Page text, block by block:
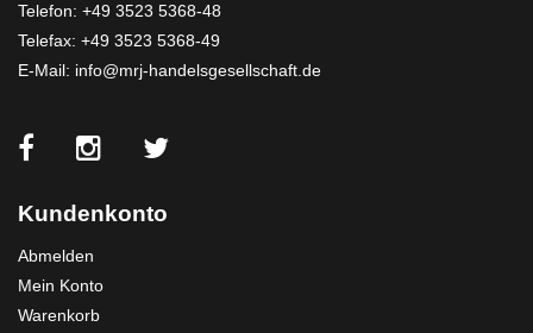
Telefon: +49 3523 5368-48
Telefax: +49 3523 5368-49
E-Mail: info@mrj-handelsgesellschaft.de
Kundenkonto
Abmelden
Mein Konto
Warenkorb